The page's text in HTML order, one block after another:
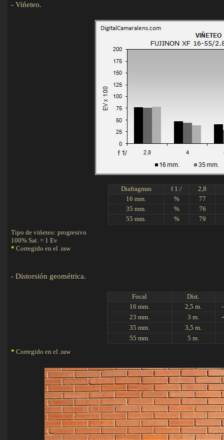
- Vińeteo.
Diafragmas f 1:/
2,8
16 mm.
%
77
35 mm.
%
76
55 mm.
%
79
Tipo de vińeteo: progresivo
100% Sat. = 1 Ev
* Corregido en el .raw
- Distorsión geométrica.
Focal
Dist.
16 mm.
2,5 m.
23 mm.
3 m.
35 mm.
3,5 m.
55 mm.
5 m.
* Corregido en el .raw